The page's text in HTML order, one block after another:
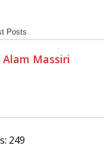
Posts
Alam Massiri
249